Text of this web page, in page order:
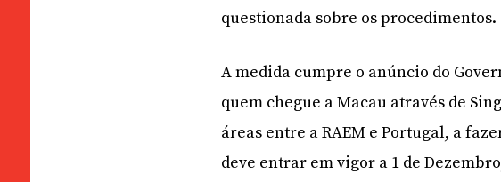
questionada sobre os procedimentos.
A medida cumpre o anúncio do
quem chegue a Macau através de
áreas entre a RAEM e Portugal, a
deve entrar em vigor a 1 de